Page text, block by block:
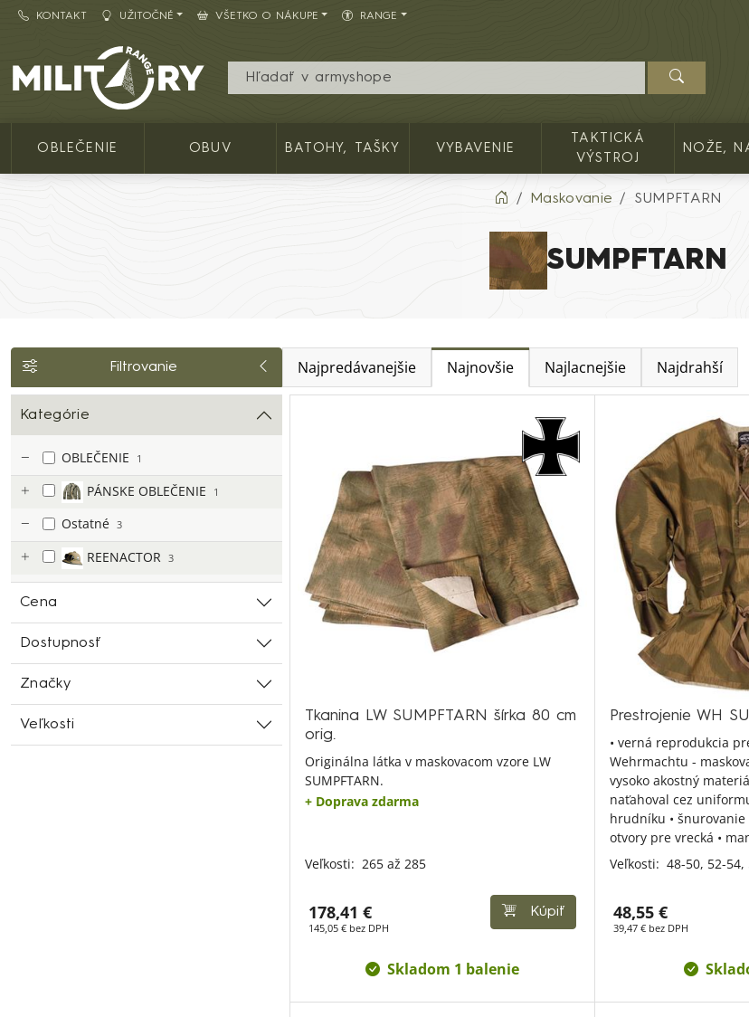
KONTAKT UŽITOČNÉ VŠETKO O NÁKUPE RANGE
Army shop MILITARY RANGE SK
OBLEČENIE OBUV BATOHY, TAŠKY VYBAVENIE
TAKTICKÁ
VÝSTROJ
NOŽE,
Maskovanie SUMPFTARN
SUMPFTARN
Filtrovanie Najpredávanejšie Najnovšie Najlacnejšie Najdrahší
Kategórie
OBLEČENIE 1
PÁNSKE OBLEČENIE 1
Ostatné 3
REENACTOR 3
Cena
Dostupnosť
Značky
Veľkosti
Tkanina LW SUMPFTARN šírka 80 cm
orig.
Originálna látka v maskovacom vzore LW
SUMPFTARN.
+ Doprava zdarma
Veľkosti: 265 až 285
178,41 €
145,05 € bez DPH
Kúpiť
Skladom 1 balenie
Prestrojenie WH
• verná reprodukcia
Wehrmachtu -
vysoko akostný
naťahoval cez
hrudníku • šnurovanie
otvory pre vrecká •
Veľkosti: 48-50, 52-54,
48,55 €
39,47 € bez DPH